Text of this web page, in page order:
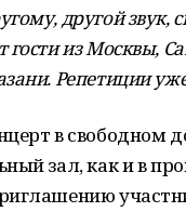
другой звук,
гости из Москвы,
Репетиции
в свободном
зал, как и в